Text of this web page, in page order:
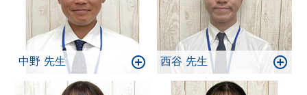
中野 先生 西谷 先生